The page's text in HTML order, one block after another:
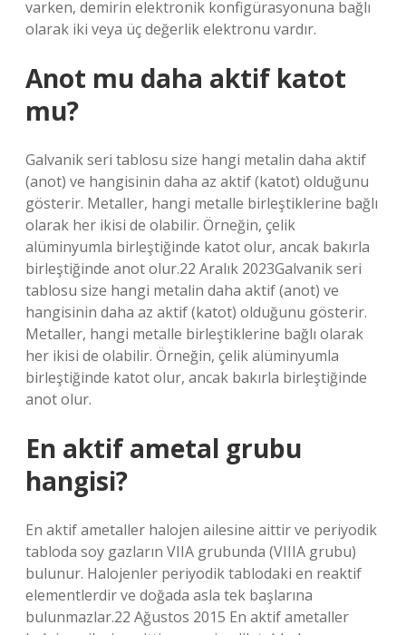
varken, demirin elektronik konfigürasyonuna bağlı
olarak iki veya üç değerlik elektronu vardır.
Anot mu daha aktif katot
mu?
Galvanik seri tablosu size hangi metalin daha aktif
(anot) ve hangisinin daha az aktif (katot) olduğunu
gösterir. Metaller, hangi metalle birleştiklerine bağlı
olarak her ikisi de olabilir. Örneğin, çelik
alüminyumla birleştiğinde katot olur, ancak bakırla
birleştiğinde anot olur.22 Aralık 2023Galvanik seri
tablosu size hangi metalin daha aktif (anot) ve
hangisinin daha az aktif (katot) olduğunu gösterir.
Metaller, hangi metalle birleştiklerine bağlı olarak
her ikisi de olabilir. Örneğin, çelik alüminyumla
birleştiğinde katot olur, ancak bakırla birleştiğinde
anot olur.
En aktif ametal grubu
hangisi?
En aktif ametaller halojen ailesine aittir ve periyodik
tabloda soy gazların VIIA grubunda (VIIIA grubu)
bulunur. Halojenler periyodik tablodaki en reaktif
elementlerdir ve doğada asla tek başlarına
bulunmazlar.22 Ağustos 2015 En aktif ametaller